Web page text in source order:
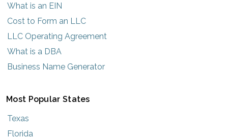
What is an EIN
Cost to Form an LLC
LLC Operating Agreement
What is a DBA
Business Name Generator
Most Popular States
Texas
Florida